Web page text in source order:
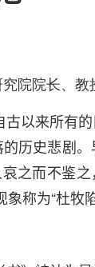
院院长、教
以来所有
历史悲剧
之而不鉴
称为“杜牧陷